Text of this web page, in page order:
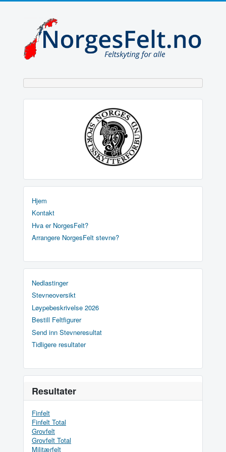
Hjem
Kontakt
Hva er NorgesFelt?
Arrangere NorgesFelt stevne?
Nedlastinger
Stevneoversikt
Løypebeskrivelse 2026
Bestill Feltfigurer
Send inn Stevneresultat
Tidligere resultater
Resultater
Finfelt
Finfelt Total
Grovfelt
Grovfelt Total
Militærfelt